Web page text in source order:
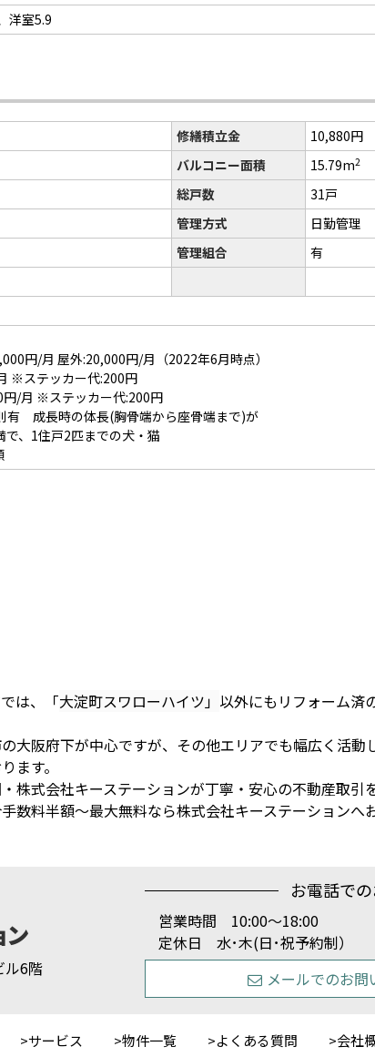
洋室5.9
修繕積立金
10,880円
バルコニー面積 15.79m2
総戸数
31戸
管理方式
日勤管理
管理組合
有
円/月 屋外:20,000円/月（2022年6月時点）
※ステッカー代:200円
/月 ※ステッカー代:200円
成長時の体長(胸骨端から座骨端まで)が
戸2匹までの犬・猫
は、「大淀町スワローハイツ」 以外にもリフォーム済
大阪府下が中心ですが、その他エリアでも幅広く活動
ます。
株式会社キーステーションが丁寧・安心の不動産取引
数料半額～最大無料なら株式会社キーステーションへ
ル6階
お電話で
営業時間 10:00～18:00
定休日 水･木(日･祝予約制）
メールでのお問
サービス 物件一覧 よくある質問 会社